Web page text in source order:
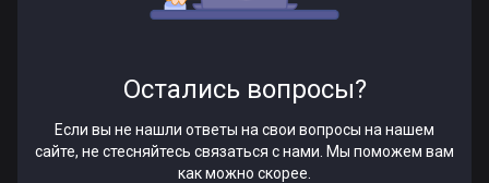
Остались вопросы?
Если вы не нашли ответы на свои вопросы на нашем
сайте, не стесняйтесь связаться с нами. Мы поможем вам
как можно скорее.